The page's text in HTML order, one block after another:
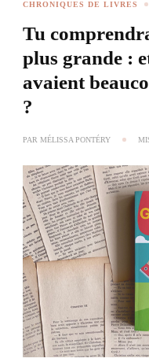
CHRONIQUES DE LIVRES
Tu
plus grande :
avaient
?
PAR MÉLISSA PONTÉRY